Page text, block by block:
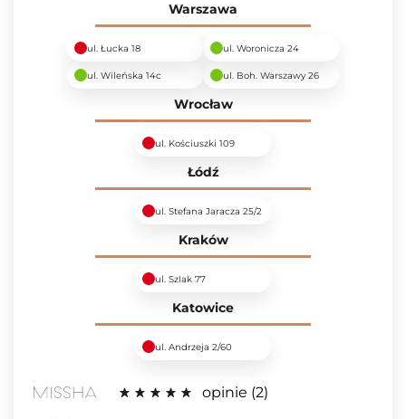
Warszawa
ul. Łucka 18 ul. Woronicza 24
ul. Wileńska 14c ul. Boh. Warszawy 26
Wrocław
ul. Kościuszki 109
Łódź
ul. Stefana Jaracza 25/2
Kraków
ul. Szlak 77
Katowice
ul. Andrzeja 2/60
opinie 2